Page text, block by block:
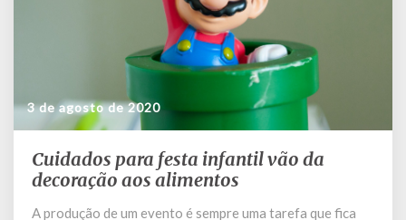
3 de agosto de 2020
Cuidados
para
Cuidados para festa infantil vão da
decoração aos alimentos
A produção de um evento é sempre uma tarefa que fica